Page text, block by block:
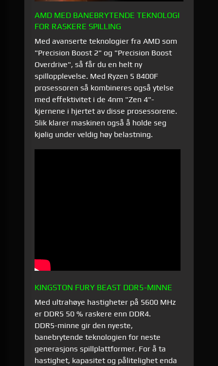
AMD MED BANEBRYTENDE TEKNOLOGI
FOR RASKERE SPILLING
Med avanserte teknologier fra AMD som
"Precision Boost 2" og "Precision Boost
Overdrive", så får du en helt ny
spillopplevelse. Med Ryzen 5 8400F
prosessoren så kombineres også ytelse
med effektivitet i de 4nm "Zen 4"-
kjernene i hjertet av disse prosessorene.
Slik klarer maskinen også å holde seg
kjølig under veldig høy belastning.
KINGSTON FURY BEAST DDR5-MINNE
Med ultrahøye hastigheter på 5600 MHz
er DDR5 50 % raskere enn DDR4.
DDR5-minne gir den nyeste,
banebrytende teknologien for neste
generasjons spillplattformer. For å ta
hastighet, kapasitet og pålitelighet enda